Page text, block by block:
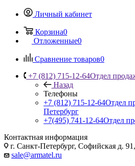
Личный кабинет
Корзина0
Отложенные0
Сравнение товаров0
+7 (812) 715-12-64Отдел
Назад
Телефоны
+7 (812) 715-12-64Отдел
Петербург
+7(495) 741-12-64Отдел
Контактная информация
г. Санкт-Петербург, Софийская д.
sale@armatel.ru